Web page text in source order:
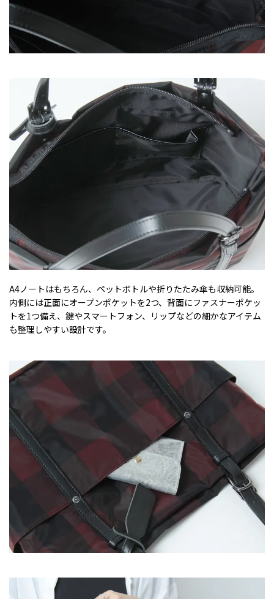
A4ノートはもちろん、ペットボトルや折りたたみ傘も収納可能。
内側には正面にオープンポケットを2つ、背面にファスナーポケッ
トを1つ備え、鍵やスマートフォン、リップなどの細かなアイテム
も整理しやすい設計です。